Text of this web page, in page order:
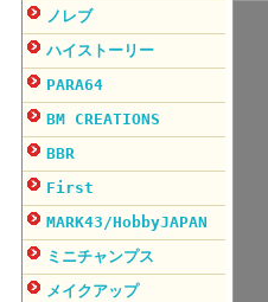
ノレブ
ハイストーリー
PARA64
BM CREATIONS
BBR
First
MARK43/HobbyJAPAN
ミニチャンプス
メイクアップ